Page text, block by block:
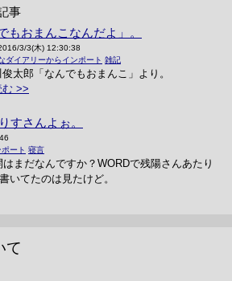
事
もおまんこなんだよ」。
3/3(木) 12:30:38
ダイアリーからインポート 雑記
太郎「なんでもおまんこ」より。
すさんよぉ。
ート 寝言
まだなんですか？WORDで残陽さんあたり
いてたのは見たけど。
て